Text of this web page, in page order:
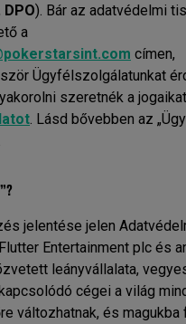
DPO). Bár az adatvédelmi
a
címen,
Ügyfélszolgálatunkat
szeretnék a
. Lásd bővebben az
jelentése jelen
Entertainment plc és
leányvállalata,
cégei a világ
változhatnak, és magukba